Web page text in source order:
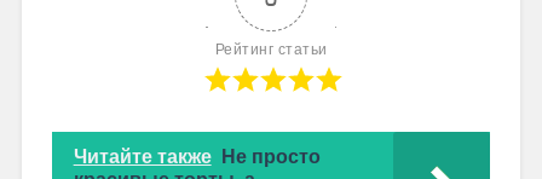
Рейтинг статьи
Читайте также Не просто